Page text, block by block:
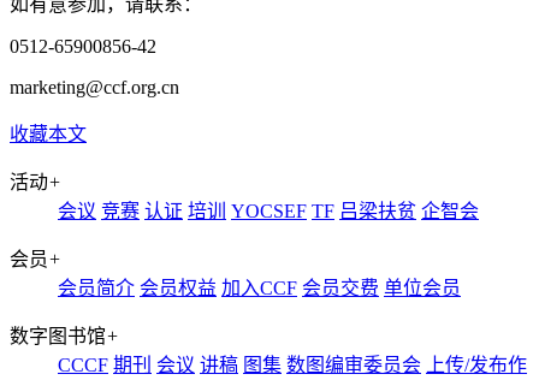
0512-65900856-42
marketing@ccf.org.cn
收藏本文
活动+
会议 竞赛 认证 培训 YOCSEF TF 吕梁扶贫 企智会
会员+
会员简介 会员权益 加入CCF 会员交费 单位会员
数字图书馆+
CCCF 期刊 会议 讲稿 图集 数图编审委员会
上传/发布作